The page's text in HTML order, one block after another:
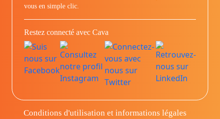
vous en simple clic.
Restez connecté avec Cava
Conditions d'utilisation et informations légales